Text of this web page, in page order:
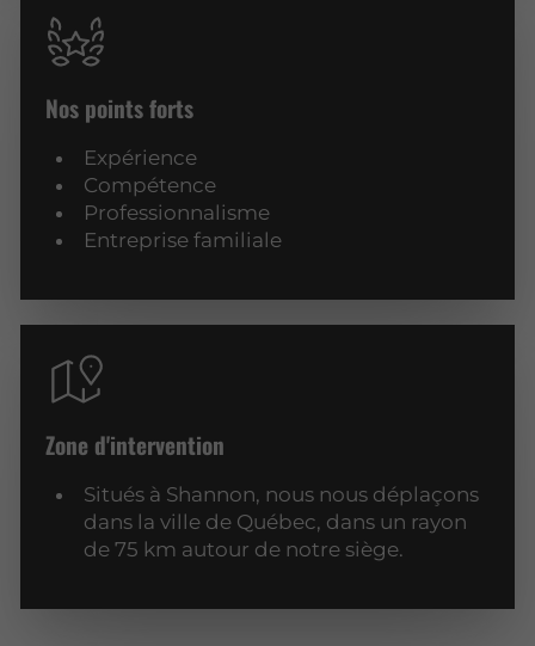
Nos points forts
Expérience
Compétence
Professionnalisme
Entreprise familiale
Zone d'intervention
Situés à Shannon, nous nous déplaçons
dans la ville de Québec, dans un rayon
de 75 km autour de notre siège.